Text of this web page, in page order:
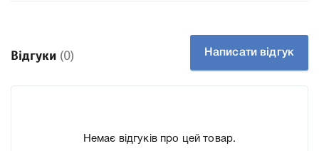
друкувальної техніки, до якого підходить Картридж
Epson SJIC26P Magenta (C33S020620), що дозволить Вам
легко підтвердити правильність вибору.
Відгуки (0) Написати відгук
Немає відгуків про цей товар.